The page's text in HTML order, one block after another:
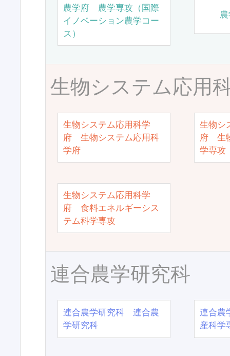
農学府 農学専攻（国際
イノベーション農学コー
ス）
生物システム応用
生物システム応用科学
府 生物システム応用科
学府
生物シ
府 生
学専攻
生物システム応用科学
府 食料エネルギーシス
テム科学専攻
連合農学研究科
連合農学研究科 連合農
学研究科
連合農
産科学